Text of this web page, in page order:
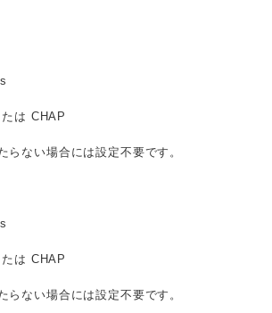
は CHAP
らない場合には設定不要です。
は CHAP
らない場合には設定不要です。